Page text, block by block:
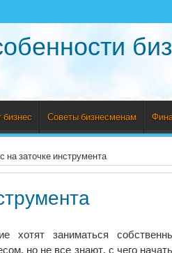
бизнес Советы бизнесменам
на заточке инструмента
хотят заниматься
но не все знают, с чего